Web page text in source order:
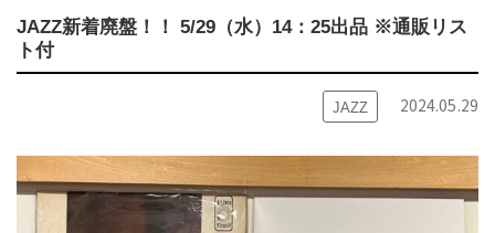
JAZZ新着廃盤！！ 5/29（水）14：25出品 ※通販リス
ト付
JAZZ 2024.05.29